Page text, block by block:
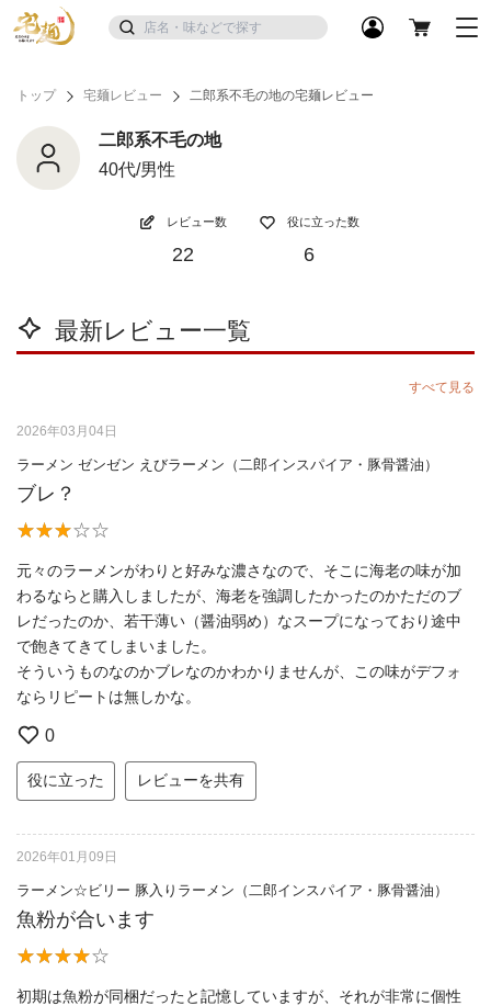
トップ 宅麺レビュー 二郎系不毛の地の宅麺レビュー
二郎系不毛の地
40代/男性
レビュー数
22
役に立った数
6
最新レビュー一覧
すべて見る
2026年03月04日
ラーメン ゼンゼン えびラーメン（二郎インスパイア・豚骨醤油）
ブレ？
元々のラーメンがわりと好みな濃さなので、そこに海老の味が加
わるならと購入しましたが、海老を強調したかったのかただのブ
レだったのか、若干薄い（醤油弱め）なスープになっており途中
で飽きてきてしまいました。
そういうものなのかブレなのかわかりませんが、この味がデフォ
ならリピートは無しかな。
0
役に立った レビューを共有
2026年01月09日
ラーメン☆ビリー 豚入りラーメン（二郎インスパイア・豚骨醤油）
魚粉が合います
初期は魚粉が同梱だったと記憶していますが、それが非常に個性